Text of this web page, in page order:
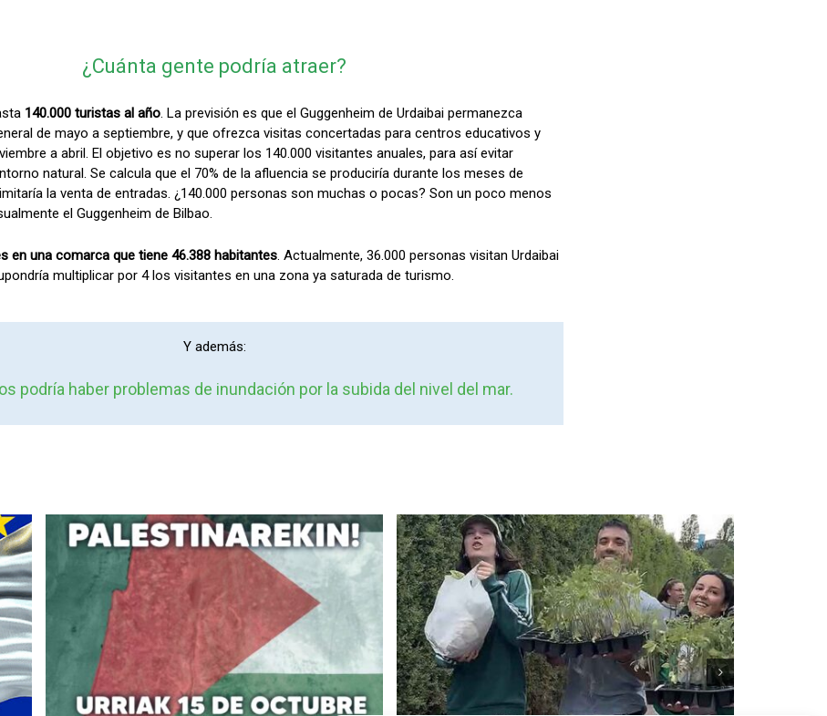
¿Cuánta gente podría atraer?
140.000 turistas al año. La previsión es que el Guggenheim de Urdaibai permanezca
de mayo a septiembre, y que ofrezca visitas concertadas para centros educativos y
a abril. El objetivo es no superar los 140.000 visitantes anuales, para así evitar
natural. Se calcula que el 70% de la afluencia se produciría durante los meses de
la venta de entradas. ¿140.000 personas son muchas o pocas? Son un poco menos
el Guggenheim de Bilbao.
en una comarca que tiene 46.388 habitantes. Actualmente, 36.000 personas visitan Urdaibai
multiplicar por 4 los visitantes en una zona ya saturada de turismo.
Y además:
podría haber problemas de inundación por la subida del nivel del mar.